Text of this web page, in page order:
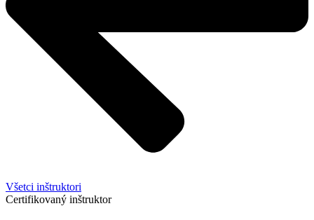
Všetci inštruktori
Certifikovaný inštruktor